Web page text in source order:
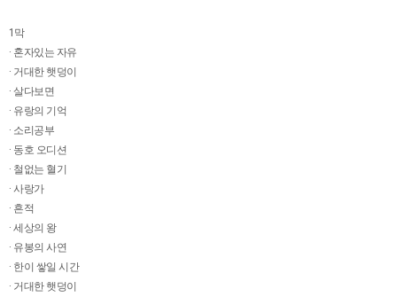
1막
· 혼자있는 자유
· 거대한 햇덩이
· 살다보면
· 유랑의 기억
· 소리공부
· 동호 오디션
· 철없는 혈기
· 사랑가
· 흔적
· 세상의 왕
· 유봉의 사연
· 한이 쌓일 시간
· 거대한 햇덩이